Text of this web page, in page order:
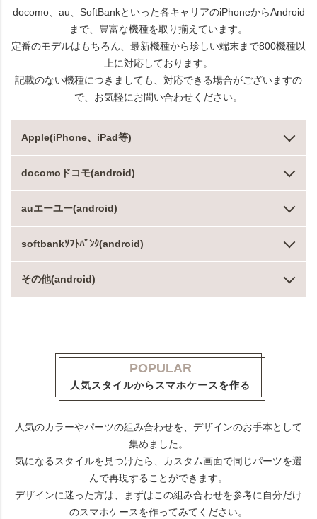
docomo、au、SoftBankといった各キャリアのiPhoneからAndroid
まで、豊富な機種を取り揃えています。
定番のモデルはもちろん、最新機種から珍しい端末まで800機種以
上に対応しております。
記載のない機種につきましても、対応できる場合がございますの
で、お気軽にお問い合わせください。
Apple(iPhone、iPad等)
docomoドコモ(android)
auエーユー(android)
softbankｿﾌﾄﾊﾞﾝｸ(android)
その他(android)
POPULAR
人気スタイルからスマホケースを作る
人気のカラーやパーツの組み合わせを、デザインのお手本として
集めました。
気になるスタイルを見つけたら、カスタム画面で同じパーツを選
んで再現することができます。
デザインに迷った方は、まずはこの組み合わせを参考に自分だけ
のスマホケースを作ってみてください。